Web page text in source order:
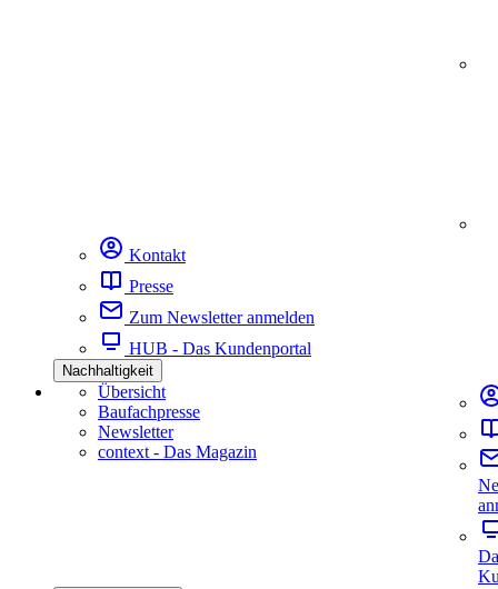
Kontakt
Presse
Zum Newsletter anmelden
HUB - Das Kundenportal
Nachhaltigkeit
Übersicht
Baufachpresse
Newsletter
context - Das Magazin